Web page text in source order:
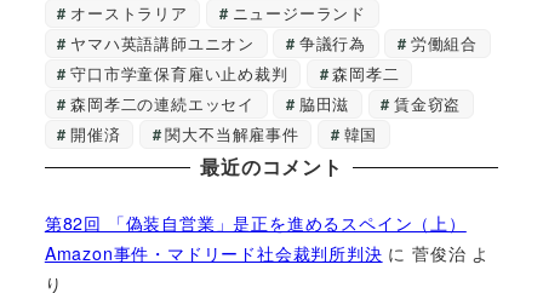
オーストラリア
ニュージーランド
ヤマハ英語講師ユニオン
争議行為
労働組合
守口市学童保育雇い止め裁判
森岡孝二
森岡孝二の連続エッセイ
脇田滋
賃金窃盗
開催済
関大不当解雇事件 韓国
最近のコメント
第82回 「偽装自営業」是正を進めるスペイン（上）
Amazon事件・マドリード社会裁判所判決 に菅俊治 よ
り